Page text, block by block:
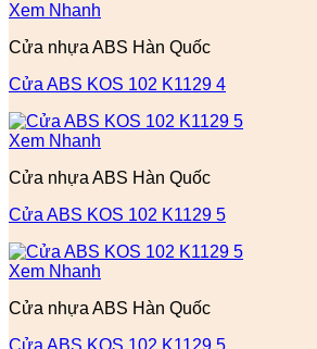
Xem Nhanh
Cửa nhựa ABS Hàn Quốc
Cửa ABS KOS 102 K1129 4
Xem Nhanh
Cửa nhựa ABS Hàn Quốc
Cửa ABS KOS 102 K1129 5
Xem Nhanh
Cửa nhựa ABS Hàn Quốc
Cửa ABS KOS 102 K1129 5